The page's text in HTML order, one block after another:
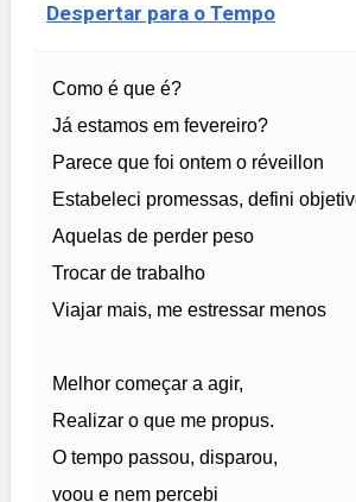
Despertar para o Tempo
Como é que é?
Já estamos em fevereiro?
Parece que foi ontem o réveillon
Estabeleci promessas, defini
Aquelas de perder peso
Trocar de trabalho
Viajar mais, me estressar menos
Melhor começar a agir,
Realizar o que me propus.
O tempo passou, disparou,
voou e nem percebi